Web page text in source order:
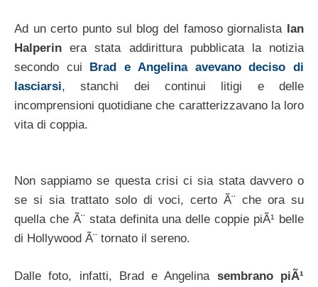
Ad un certo punto sul blog del famoso giornalista Ian
Halperin era stata addirittura pubblicata la notizia
secondo cui Brad e Angelina avevano deciso di
lasciarsi, stanchi dei continui litigi e delle
incomprensioni quotidiane che caratterizzavano la loro
vita di coppia.
Non sappiamo se questa crisi ci sia stata davvero o
se si sia trattato solo di voci, certo Ã¨ che ora su
quella che Ã¨ stata definita una delle coppie piÃ¹ belle
di Hollywood Ã¨ tornato il sereno.
Dalle foto, infatti, Brad e Angelina sembrano piÃ¹